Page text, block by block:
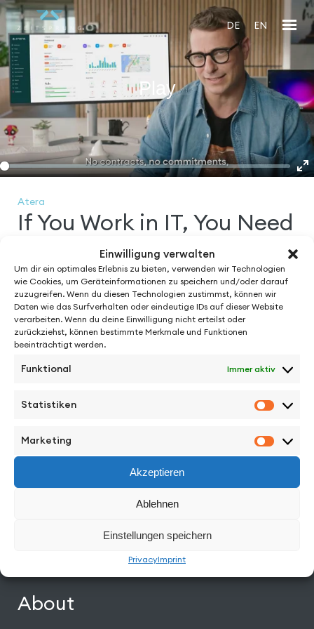
Einwilligung verwalten
Um dir ein optimales Erlebnis zu bieten, verwenden wir Technologien
wie Cookies, um Geräteinformationen zu speichern und/oder darauf
zuzugreifen. Wenn du diesen Technologien zustimmst, können wir
Daten wie das Surfverhalten oder eindeutige IDs auf dieser Website
verarbeiten. Wenn du deine Einwilligung nicht erteilst oder
zurückziehst, können bestimmte Merkmale und Funktionen
beeinträchtigt werden.
Funktional Immer aktiv
Statistiken
Marketing
Akzeptieren
Ablehnen
Einstellungen speichern
PrivacyImprint
DE EN
Play
Atera
If You Work in IT, You Need
See More from
About